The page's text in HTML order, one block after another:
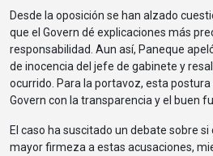
Desde la oposición se han alzado
que el Govern dé explicaciones más
responsabilidad. Aun así, Paneque
de inocencia del jefe de gabinete y
ocurrido. Para la portavoz, esta
Govern con la transparencia y el buen
El caso ha suscitado un debate sobre
mayor firmeza a estas acusaciones,